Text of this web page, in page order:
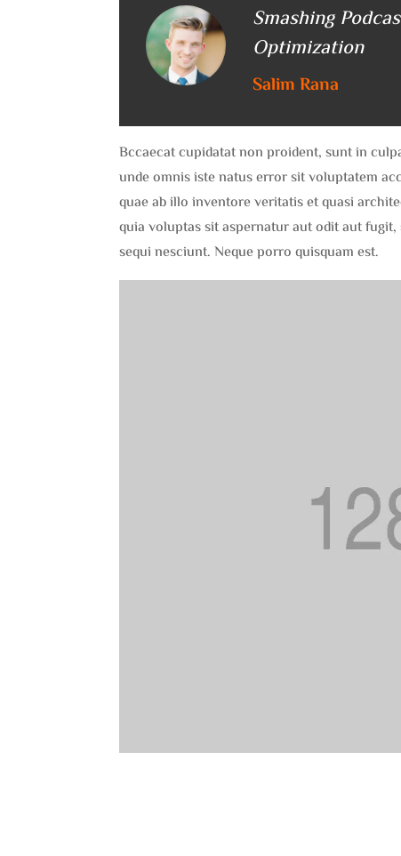
Smashing
Optimization
Salim Rana
Bccaecat cupidatat non proident, sunt in
unde omnis iste natus error sit voluptatem
quae ab illo inventore veritatis et quasi
quia voluptas sit aspernatur aut odit aut
sequi nesciunt. Neque porro quisquam est.